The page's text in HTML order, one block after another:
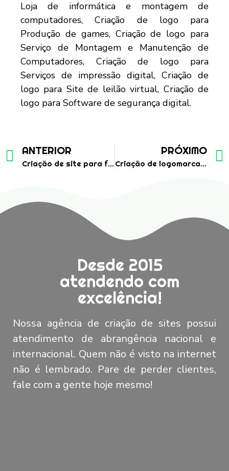
ANTERIOR
Criação de site para fábrica de baús para caminhões
PRÓXIMO
Criação de logomarca para empresa de montagens industriais
Desde 2015
atendendo com
excelência!
Nossa agência de criação de sites possui
atendimento de abrangência nacional e
internacional. Quem não é visto na internet
não é lembrado. Pare de perder clientes,
fale com a gente hoje mesmo!